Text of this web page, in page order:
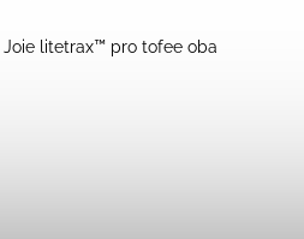
litetrax™ pro tofee oba